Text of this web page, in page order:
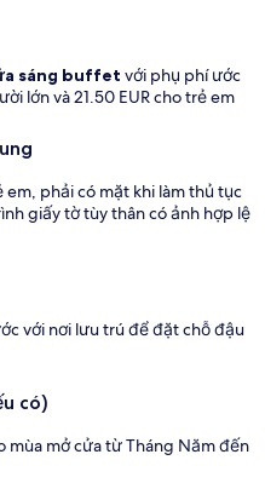
sáng buffet với phụ phí ước
lớn và 21.50 EUR cho trẻ em
em, phải có mặt khi làm thủ tục
giấy tờ tùy thân có ảnh hợp lệ
với nơi lưu trú để đặt chỗ đậu
có)
mùa mở cửa từ Tháng Năm đến